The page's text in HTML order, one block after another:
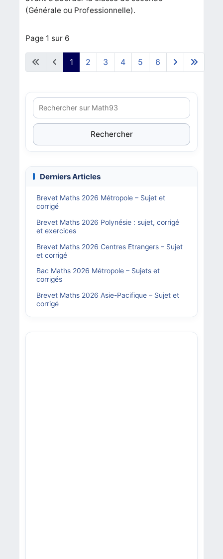
(Générale ou Professionnelle).
Page 1 sur 6
1 2 3 4 5 6
Rechercher
Derniers Articles
Brevet Maths 2026 Métropole – Sujet et
corrigé
Brevet Maths 2026 Polynésie : sujet, corrigé
et exercices
Brevet Maths 2026 Centres Etrangers – Sujet
et corrigé
Bac Maths 2026 Métropole – Sujets et
corrigés
Brevet Maths 2026 Asie-Pacifique – Sujet et
corrigé